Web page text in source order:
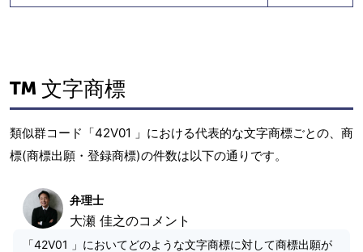
文字商標
類似群コード「42V01 」における代表的な文字商標ごとの、商
標(商標出願・登録商標)の件数は以下の通りです。
弁理士
大瀬 佳之のコメント
「42V01 」においてどのような文字商標に対して商標出願が